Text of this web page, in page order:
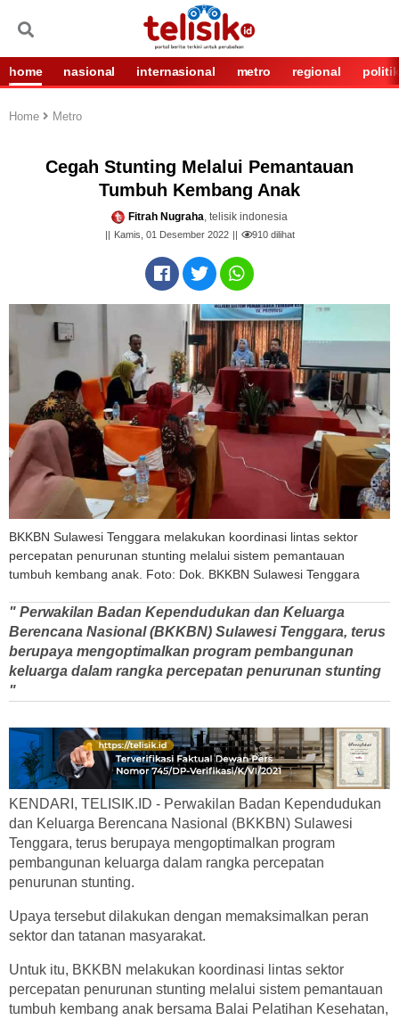
home nasional internasional metro regional politik
Home Metro
Cegah Stunting Melalui Pemantauan
Tumbuh Kembang Anak
Fitrah Nugraha, telisik indonesia
Kamis, 01 Desember 2022 910dilihat
BKKBN Sulawesi Tenggara melakukan koordinasi lintas sektor
percepatan penurunan stunting melalui sistem pemantauan
tumbuh kembang anak. Foto: Dok. BKKBN Sulawesi Tenggara
" Perwakilan Badan Kependudukan dan Keluarga
Berencana Nasional (BKKBN) Sulawesi Tenggara, terus
berupaya mengoptimalkan program pembangunan
keluarga dalam rangka percepatan penurunan stunting
"
KENDARI, TELISIK.ID - Perwakilan Badan Kependudukan
dan Keluarga Berencana Nasional (BKKBN) Sulawesi
Tenggara, terus berupaya mengoptimalkan program
pembangunan keluarga dalam rangka percepatan
penurunan stunting.
Upaya tersebut dilakukan dengan memaksimalkan peran
sektor dan tatanan masyarakat.
Untuk itu, BKKBN melakukan koordinasi lintas sektor
percepatan penurunan stunting melalui sistem pemantauan
tumbuh kembang anak bersama Balai Pelatihan Kesehatan,